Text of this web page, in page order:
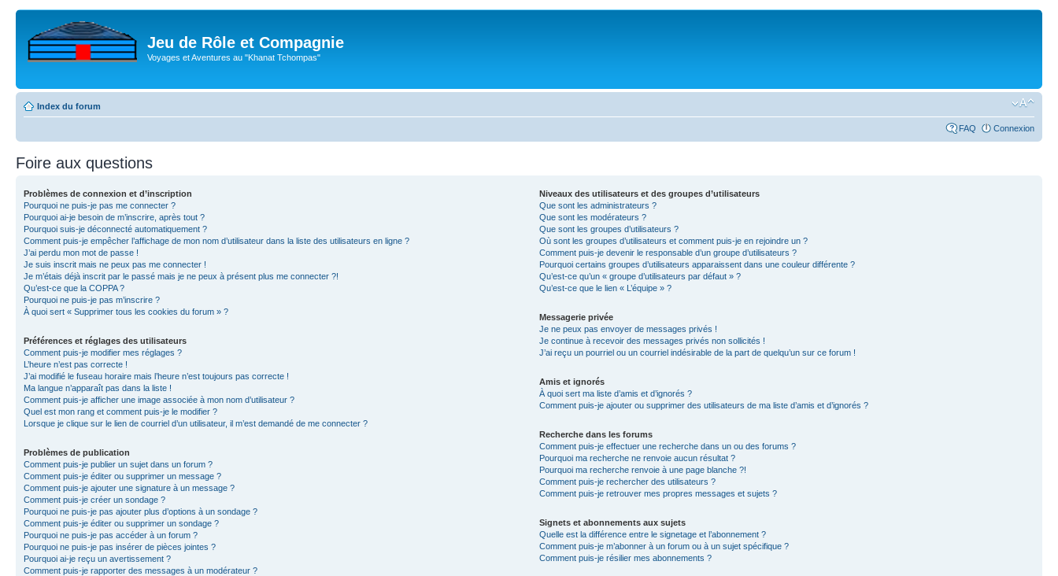
Jeu de Rôle et Compagnie
Voyages et Aventures au "Khanat Tchompas"
Index du forum
FAQ Connexion
Foire aux questions
Problèmes de connexion et d’inscription
Pourquoi ne puis-je pas me connecter ?
Pourquoi ai-je besoin de m’inscrire, après tout ?
Pourquoi suis-je déconnecté automatiquement ?
Comment puis-je empêcher l’affichage de mon nom d’utilisateur dans la liste des utilisateurs en ligne ?
J’ai perdu mon mot de passe !
Je suis inscrit mais ne peux pas me connecter !
Je m’étais déjà inscrit par le passé mais je ne peux à présent plus me connecter ?!
Qu’est-ce que la COPPA ?
Pourquoi ne puis-je pas m’inscrire ?
À quoi sert « Supprimer tous les cookies du forum » ?
Préférences et réglages des utilisateurs
Comment puis-je modifier mes réglages ?
L’heure n’est pas correcte !
J’ai modifié le fuseau horaire mais l’heure n’est toujours pas correcte !
Ma langue n’apparaît pas dans la liste !
Comment puis-je afficher une image associée à mon nom d’utilisateur ?
Quel est mon rang et comment puis-je le modifier ?
Lorsque je clique sur le lien de courriel d’un utilisateur, il m’est demandé de me connecter ?
Problèmes de publication
Comment puis-je publier un sujet dans un forum ?
Comment puis-je éditer ou supprimer un message ?
Comment puis-je ajouter une signature à un message ?
Comment puis-je créer un sondage ?
Pourquoi ne puis-je pas ajouter plus d’options à un sondage ?
Comment puis-je éditer ou supprimer un sondage ?
Pourquoi ne puis-je pas accéder à un forum ?
Pourquoi ne puis-je pas insérer de pièces jointes ?
Pourquoi ai-je reçu un avertissement ?
Comment puis-je rapporter des messages à un modérateur ?
Niveaux des utilisateurs et des groupes d’utilisateurs
Que sont les administrateurs ?
Que sont les modérateurs ?
Que sont les groupes d’utilisateurs ?
Où sont les groupes d’utilisateurs et comment puis-je en rejoindre un ?
Comment puis-je devenir le responsable d’un groupe d’utilisateurs ?
Pourquoi certains groupes d’utilisateurs apparaissent dans une couleur différente ?
Qu’est-ce qu’un « groupe d’utilisateurs par défaut » ?
Qu’est-ce que le lien « L’équipe » ?
Messagerie privée
Je ne peux pas envoyer de messages privés !
Je continue à recevoir des messages privés non sollicités !
J’ai reçu un pourriel ou un courriel indésirable de la part de quelqu’un sur ce forum !
Amis et ignorés
À quoi sert ma liste d’amis et d’ignorés ?
Comment puis-je ajouter ou supprimer des utilisateurs de ma liste d’amis et d’ignorés ?
Recherche dans les forums
Comment puis-je effectuer une recherche dans un ou des forums ?
Pourquoi ma recherche ne renvoie aucun résultat ?
Pourquoi ma recherche renvoie à une page blanche ?!
Comment puis-je rechercher des utilisateurs ?
Comment puis-je retrouver mes propres messages et sujets ?
Signets et abonnements aux sujets
Quelle est la différence entre le signetage et l’abonnement ?
Comment puis-je m’abonner à un forum ou à un sujet spécifique ?
Comment puis-je résilier mes abonnements ?